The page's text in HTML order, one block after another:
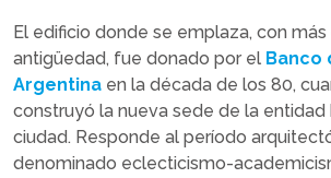
El edificio donde se emplaza, con
antigüedad, fue donado por el Banco
Argentina en la década de los 80,
construyó la nueva sede de la entidad
ciudad. Responde al período
denominado eclecticismo-